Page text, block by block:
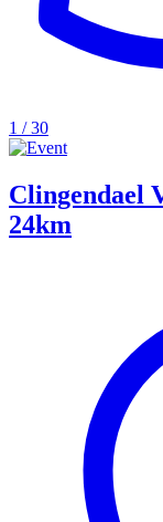
1 / 30
Clingendael
24km